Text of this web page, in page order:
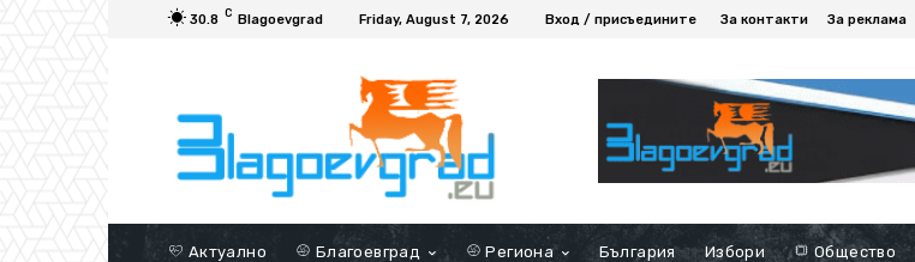
30.8 C Blagoevgrad Friday, August 7, 2026 Вход / присъедините За контакти За реклама
Актуално Благоевград Региона България Избори Общество